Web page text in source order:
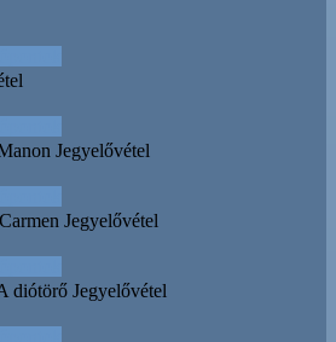
Jegyelővétel
Jegyelővétel
diótörő Jegyelővétel